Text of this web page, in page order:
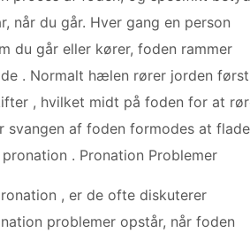
når du går. Hver gang en person
du går eller kører, foden rammer
. Normalt hælen rører jorden
, hvilket midt på foden for at
svangen af foden formodes at
. Pronation Problemer
, er de ofte diskuterer
problemer opstår, når foden